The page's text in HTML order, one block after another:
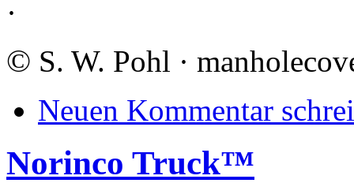
·
© S. W. Pohl ·
Neuen Kommentar
Norinco Truck™